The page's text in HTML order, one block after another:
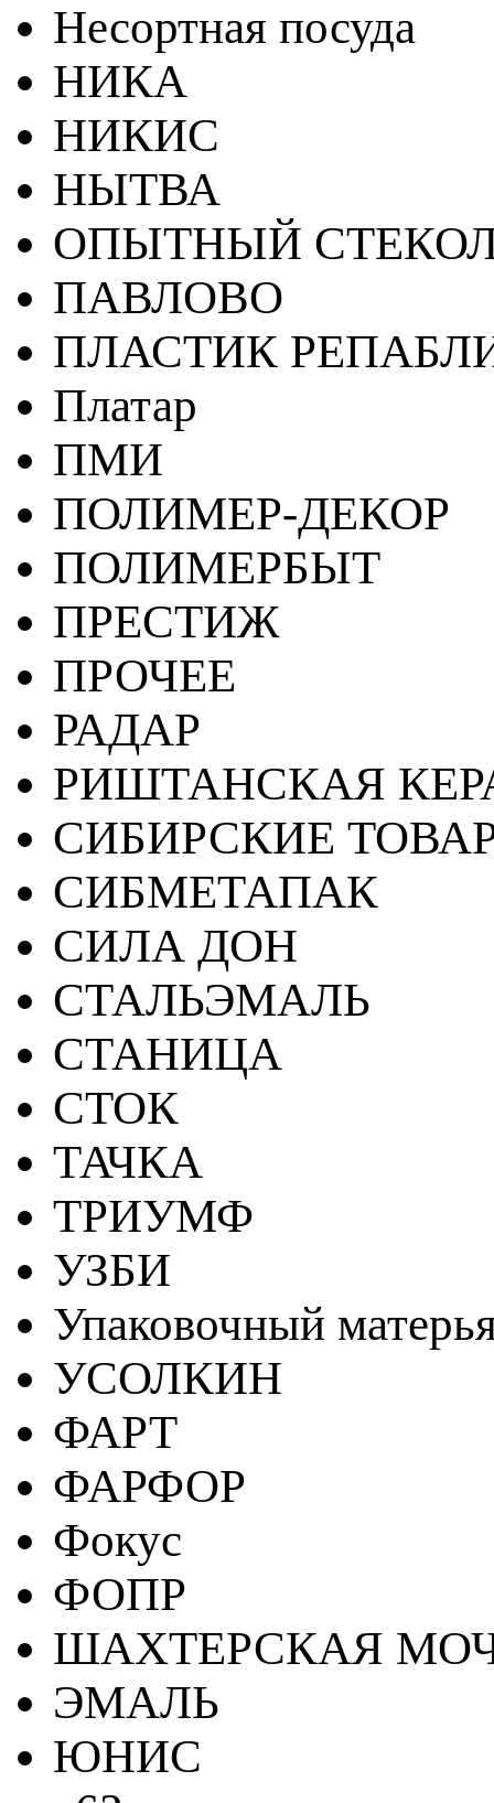
Несортная посуда
НИКА
НИКИС
НЫТВА
ОПЫТНЫЙ
ПАВЛОВО
ПЛАСТИК
Платар
ПМИ
ПОЛИМЕР-ДЕКОР
ПОЛИМЕРБЫТ
ПРЕСТИЖ
ПРОЧЕЕ
РАДАР
РИШТАНСКАЯ
СИБИРСКИЕ
СИБМЕТАПАК
СИЛА ДОН
СТАЛЬЭМАЛЬ
СТАНИЦА
СТОК
ТАЧКА
ТРИУМФ
УЗБИ
Упаковочный
УСОЛКИН
ФАРТ
ФАРФОР
Фокус
ФОПР
ШАХТЕРСКАЯ
ЭМАЛЬ
ЮНИС